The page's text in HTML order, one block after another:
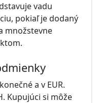
vadu
pokiaľ je dodaný
množstevne
a v EUR.
Kupujúci si môže